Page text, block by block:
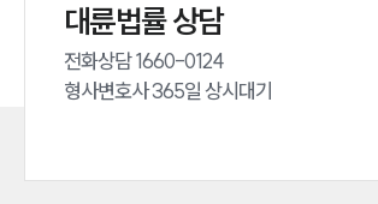
대륜법률 상담
전화상담 1660-0124
형사변호사 365일 상시대기